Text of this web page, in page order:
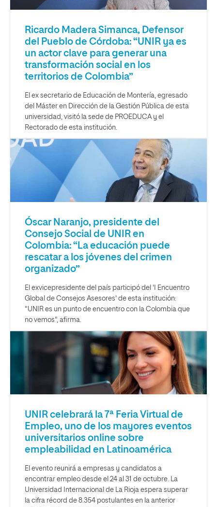
Ricardo Madera Simanca, Defensor
del Pueblo de Córdoba: “UNIR ya es
un actor clave para generar una
transformación social en los
territorios de Colombia”
El ex secretario de Educación de Montería, egresado
del Máster en Dirección de la Gestión Pública de esta
universidad, visitó la sede de PROEDUCA y el
Rectorado de esta institución.
Óscar Naranjo, presidente del
Consejo Social de UNIR en
Colombia: “La educación puede
rescatar a los jóvenes del crimen
organizado”
El exvicepresidente del país participó del 'I Encuentro
Global de Consejos Asesores' de esta institución:
"UNIR es un punto de encuentro con la Colombia que
no vemos", afirma.
UNIR celebrará la 7ª Feria Virtual de
Empleo, uno de los mayores eventos
universitarios online sobre
empleabilidad en Latinoamérica
El evento reunirá a empresas y candidatos a
encontrar empleo desde el 24 al 31 de octubre. La
Universidad Internacional de La Rioja espera superar
la cifra récord de 8.354 postulantes en la anterior